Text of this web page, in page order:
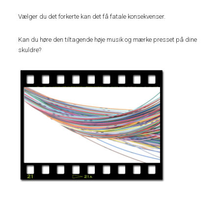
Vælger du det forkerte kan det få fatale konsekvenser.
Kan du høre den tiltagende høje musik og mærke presset på dine
skuldre?